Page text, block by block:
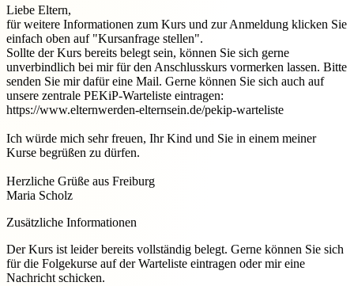
Liebe Eltern,
für weitere Informationen zum Kurs und zur Anmeldung klicken Sie
einfach oben auf "Kursanfrage stellen".
Sollte der Kurs bereits belegt sein, können Sie sich gerne
unverbindlich bei mir für den Anschlusskurs vormerken lassen. Bitte
senden Sie mir dafür eine Mail. Gerne können Sie sich auch auf
unsere zentrale PEKiP-Warteliste eintragen:
https://www.elternwerden-elternsein.de/pekip-warteliste
Ich würde mich sehr freuen, Ihr Kind und Sie in einem meiner
Kurse begrüßen zu dürfen.
Herzliche Grüße aus Freiburg
Maria Scholz
Zusätzliche Informationen
Der Kurs ist leider bereits vollständig belegt. Gerne können Sie sich
für die Folgekurse auf der Warteliste eintragen oder mir eine
Nachricht schicken.